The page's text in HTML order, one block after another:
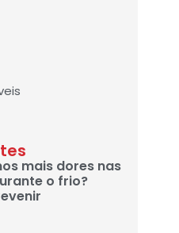
mais dores nas
o frio?